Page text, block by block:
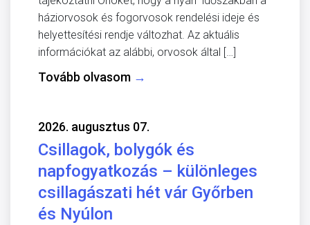
háziorvosok és fogorvosok rendelési ideje és
helyettesítési rendje változhat. Az aktuális
információkat az alábbi, orvosok által […]
Tovább olvasom →
2026. augusztus 07.
Csillagok, bolygók és
napfogyatkozás – különleges
csillagászati hét vár Győrben
és Nyúlon